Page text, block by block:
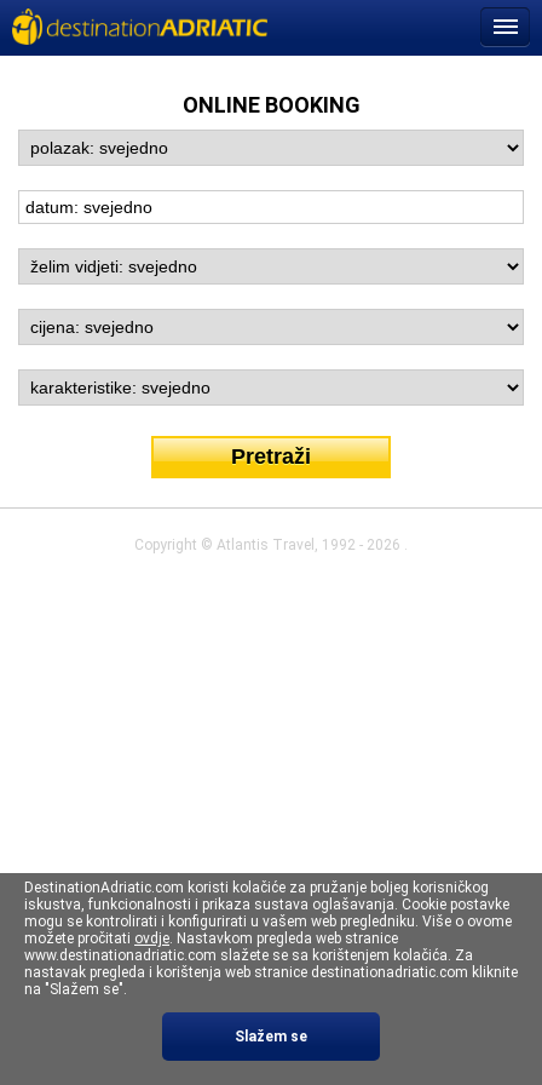
ONLINE BOOKING
DestinationAdriatic.com koristi kolačiće za pružanje boljeg korisničkog
iskustva, funkcionalnosti i prikaza sustava oglašavanja. Cookie postavke
mogu se kontrolirati i konfigurirati u vašem web pregledniku. Više o ovome
možete pročitati ovdje. Nastavkom pregleda web stranice
www.destinationadriatic.com slažete se sa korištenjem kolačića. Za
nastavak pregleda i korištenja web stranice destinationadriatic.com kliknite
na "Slažem se".
Slažem se
Copyright © Atlantis Travel , 1992 - 2026 .